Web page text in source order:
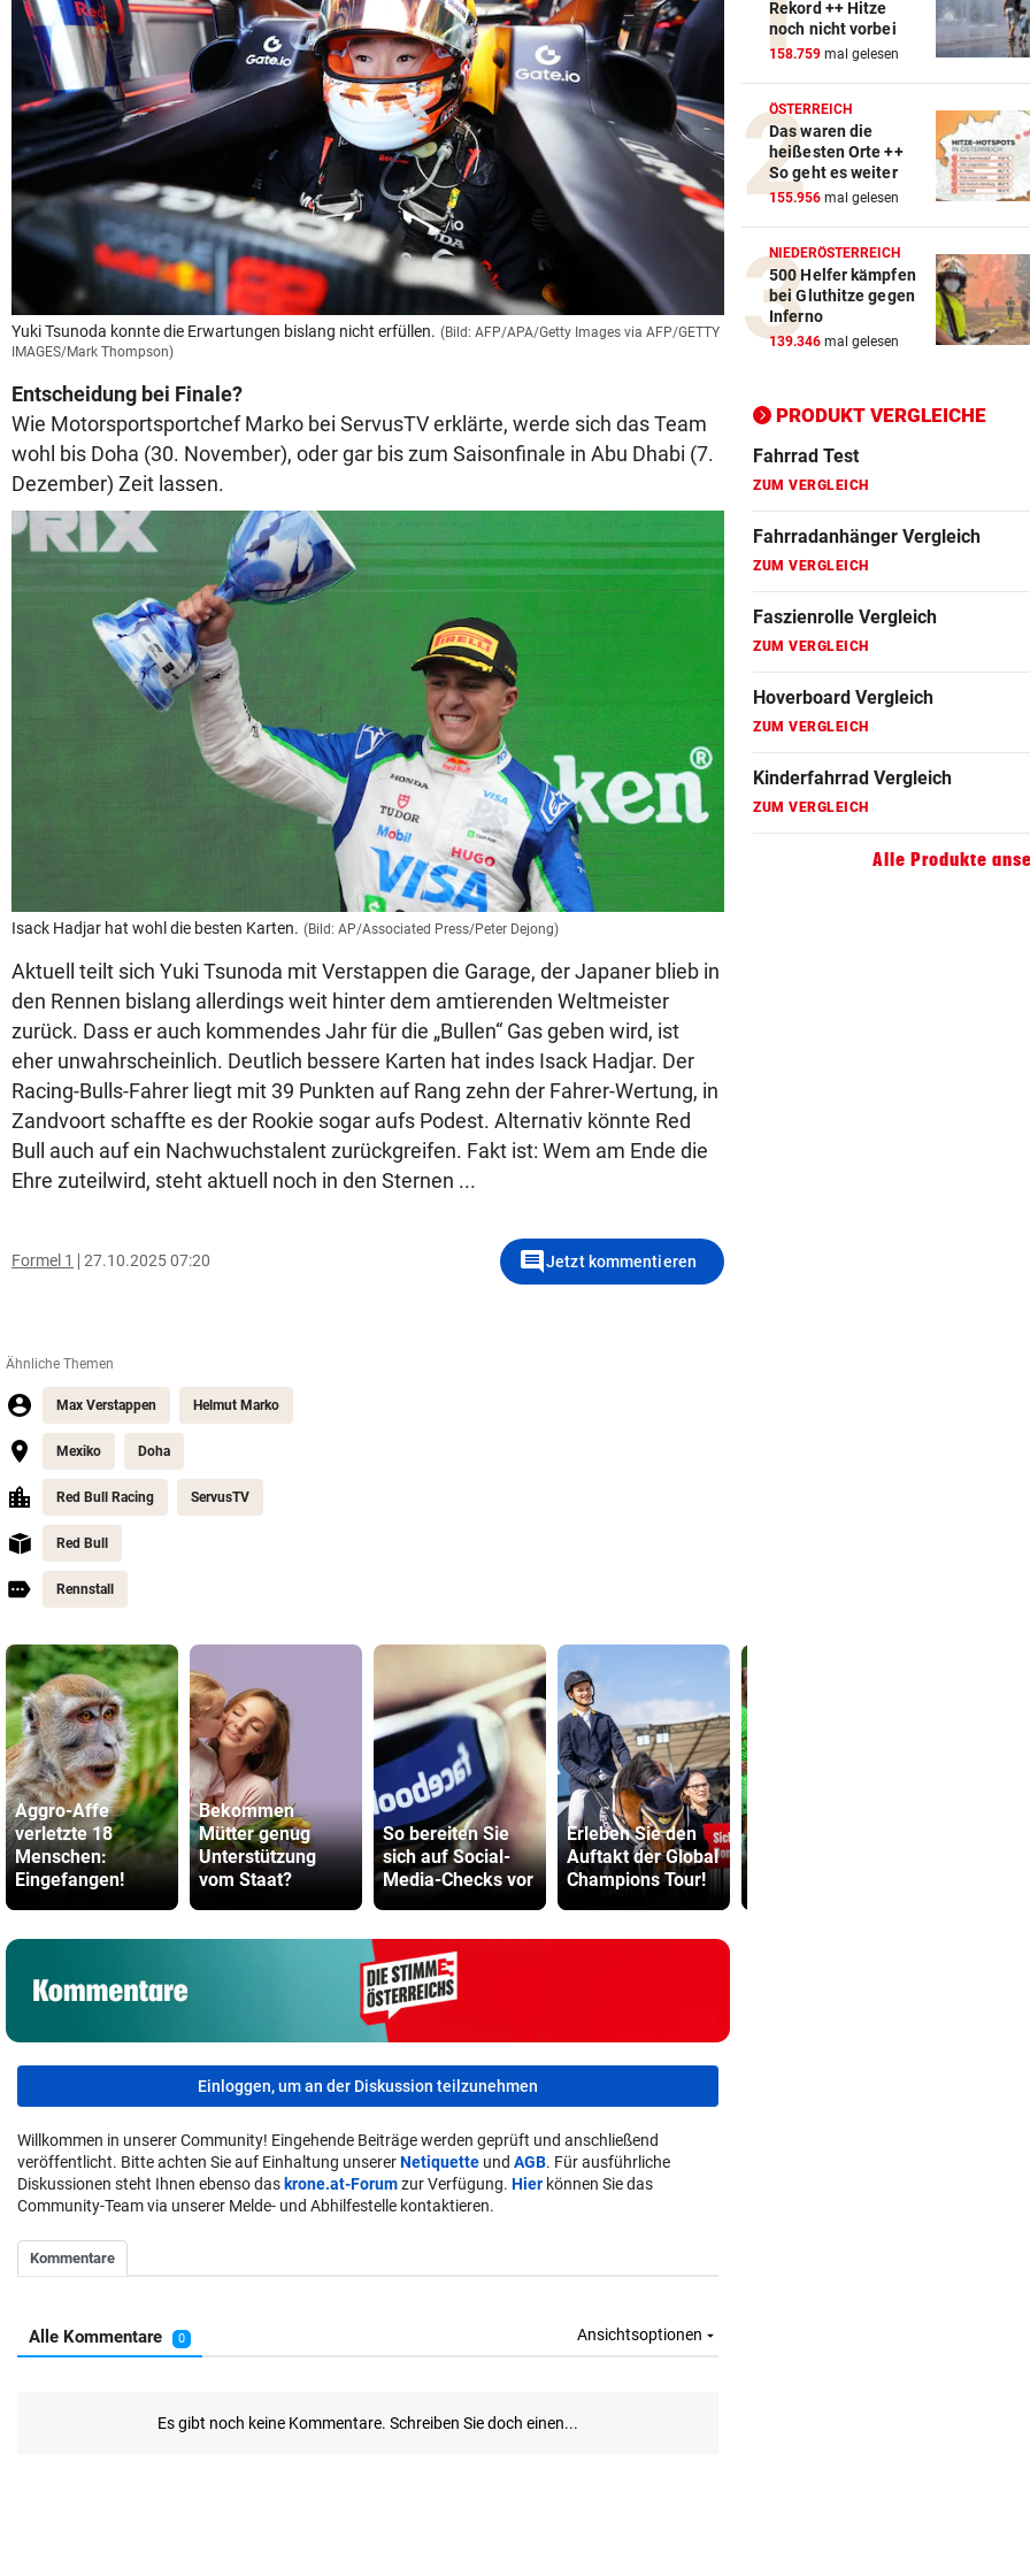
Yuki Tsunoda konnte die Erwartungen bislang nicht erfüllen. (Bild: AFP/APA/Getty Images via AFP/GETTY
IMAGES/Mark Thompson)
Entscheidung bei Finale?
Wie Motorsportsportchef Marko bei ServusTV erklärte, werde sich das Team
wohl bis Doha (30. November), oder gar bis zum Saisonfinale in Abu Dhabi (7.
Dezember) Zeit lassen.
Isack Hadjar hat wohl die besten Karten. (Bild: AP/Associated Press/Peter Dejong)
Aktuell teilt sich Yuki Tsunoda mit Verstappen die Garage, der Japaner blieb in
den Rennen bislang allerdings weit hinter dem amtierenden Weltmeister
zurück. Dass er auch kommendes Jahr für die „Bullen“ Gas geben wird, ist
eher unwahrscheinlich. Deutlich bessere Karten hat indes Isack Hadjar. Der
Racing-Bulls-Fahrer liegt mit 39 Punkten auf Rang zehn der Fahrer-Wertung, in
Zandvoort schaffte es der Rookie sogar aufs Podest. Alternativ könnte Red
Bull auch auf ein Nachwuchstalent zurückgreifen. Fakt ist: Wem am Ende die
Ehre zuteilwird, steht aktuell noch in den Sternen ...
Formel 1 27.10.2025 07:20 commentJetzt kommentieren
Ähnliche Themen
Max Verstappen Helmut Marko
Mexiko Doha
Red Bull Racing ServusTV
Red Bull
Rennstall
Aggro-Affe
verletzte 18
Menschen:
Eingefangen!
Bekommen
Mütter genug
Unterstützung
vom Staat?
So bereiten Sie
sich auf Social-
Media-Checks vor
Erleben Sie den
Auftakt der Global
Champions Tour!
Einloggen, um an der Diskussion teilzunehmen
Willkommen in unserer Community! Eingehende Beiträge werden geprüft und anschließend
veröffentlicht. Bitte achten Sie auf Einhaltung unsererNetiquette und AGB. Für ausführliche
Diskussionen steht Ihnen ebenso das krone.at-Forumzur Verfügung. Hier können Sie das
Community-Team via unserer Melde- und Abhilfestelle kontaktieren.
Rekord ++ Hitze
noch nicht vorbei
158.759 mal gelesen
ÖSTERREICH
Das waren die
heißesten Orte ++
So geht es weiter
155.956 mal gelesen
NIEDERÖSTERREICH
500 Helfer kämpfen
bei Gluthitze gegen
Inferno
139.346 mal gelesen
PRODUKT VERGLEICHE
Action-Cam Vergleich
ZUM VERGLEICH
Crosstrainer Vergleich
ZUM VERGLEICH
ZUM VERGLEICH
Elektro-Scooter Vergleich
ZUM VERGLEICH
ZUM VERGLEICH
Fahrrad Test
ZUM VERGLEICH
Fahrradanhänger Vergleich
ZUM VERGLEICH
Faszienrolle Vergleich
ZUM VERGLEICH
Hoverboard Vergleich
ZUM VERGLEICH
Kinderfahrrad Vergleich
ZUM VERGLEICH
Alle Produkte